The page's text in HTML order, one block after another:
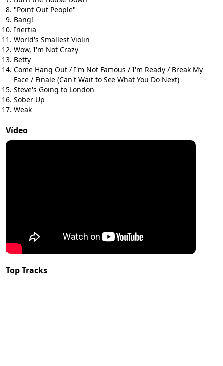
"Point Out People"
Bang!
Inertia
World's Smallest Violin
Wow, I'm Not Crazy
Betty
Come Hang Out / I'm Not Famous / I'm Ready / Break My
Face / Finale (Can't Wait to See What You Do Next)
Steve's Going to London
Sober Up
Weak
Vídeo
Top Tracks